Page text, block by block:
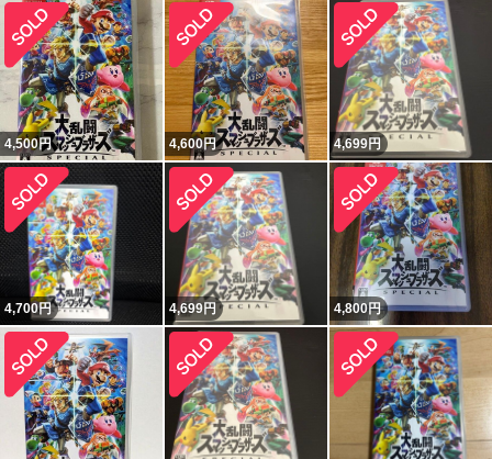
4,500円 4,600円 4,699円
4,700円 4,699円 4,800円